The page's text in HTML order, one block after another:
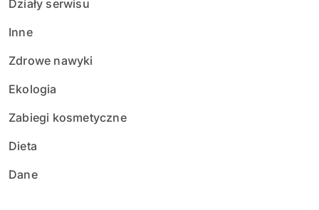
Działy serwisu
Inne
Zdrowe nawyki
Ekologia
Zabiegi kosmetyczne
Dieta
Dane